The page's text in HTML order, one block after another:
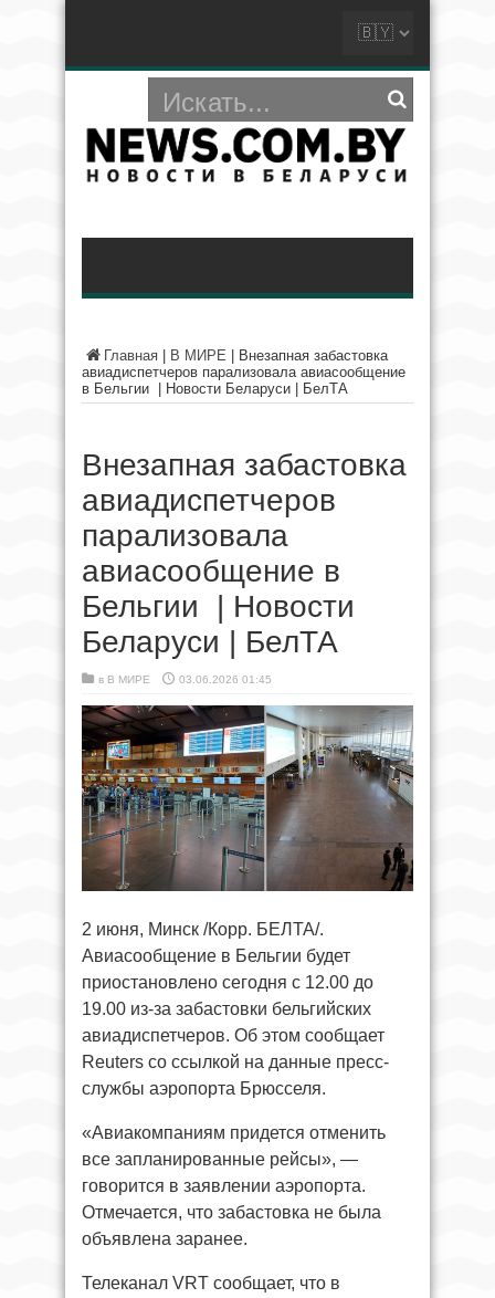
Главная В МИРЕ
Внезапная забастовка
авиадиспетчеров парализовала авиасообщение
в Бельгии | Новости Беларуси | БелТА
Внезапная забастовка
авиадиспетчеров
парализовала
авиасообщение в
Бельгии | Новости
Беларуси | БелТА
в В МИРЕ 03.06.2026 01:45
2 июня, Минск /Корр. БЕЛТА/.
Авиасообщение в Бельгии будет
приостановлено сегодня с 12.00 до
19.00 из-за забастовки бельгийских
авиадиспетчеров. Об этом сообщает
Reuters со ссылкой на данные пресс-
службы аэропорта Брюсселя.
«Авиакомпаниям придется отменить
все запланированные рейсы», —
говорится в заявлении аэропорта.
Отмечается, что забастовка не была
объявлена заранее.
Телеканал VRT сообщает, что в